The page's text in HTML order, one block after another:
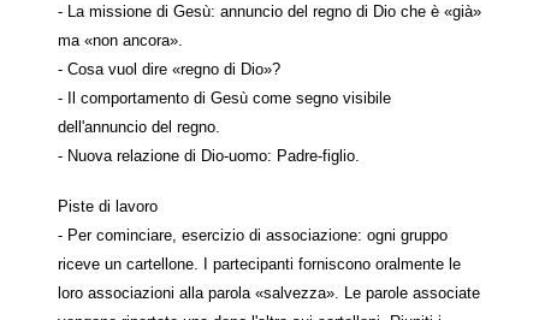
- La missione di Gesù: annuncio del regno di Dio che è «già»
ma «non ancora».
- Cosa vuol dire «regno di Dio»?
- Il comportamento di Gesù come segno visibile
dell'annuncio del regno.
- Nuova relazione di Dio-uomo: Padre-figlio.
Piste di lavoro
- Per cominciare, esercizio di associazione: ogni gruppo
riceve un cartellone. I partecipanti forniscono oralmente le
loro associazioni alla parola «salvezza». Le parole associate